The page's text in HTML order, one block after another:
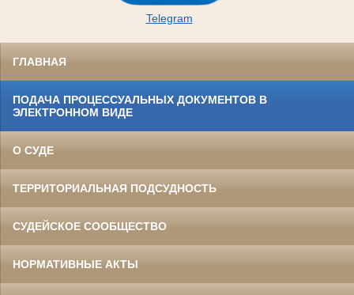
Telegram
ГЛАВНАЯ
ПОДАЧА ПРОЦЕССУАЛЬНЫХ ДОКУМЕНТОВ В
ЭЛЕКТРОННОМ ВИДЕ
О СУДЕ
ТЕРРИТОРИАЛЬНАЯ ПОДСУДНОСТЬ
СУДЕЙСКОЕ СООБЩЕСТВО
НОРМАТИВНЫЕ АКТЫ